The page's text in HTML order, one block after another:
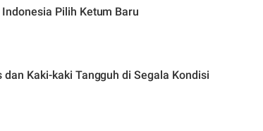
Pilih Ketum Baru
Kaki-kaki Tangguh di Segala Kondisi